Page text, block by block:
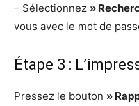
– Sélectionnez »
vous avec le mot de
Étape 3 :
Pressez le bouton »